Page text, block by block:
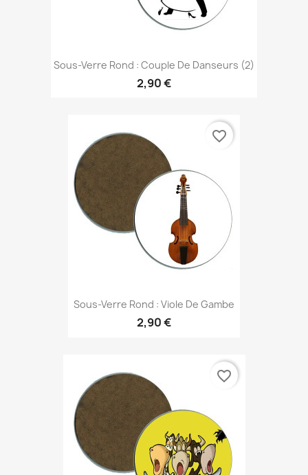
Sous-Verre Rond : Couple De Danseurs (2)
2,90 €
Sous-Verre Rond : Viole De Gambe
2,90 €
favorite_border
favorite_border